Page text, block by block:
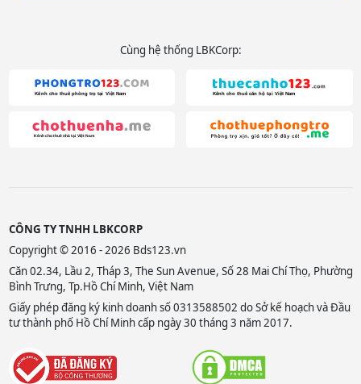
Cùng hệ thống LBKCorp:
CÔNG TY TNHH LBKCORP
Copyright © 2016 - 2026 Bds123.vn
Căn 02.34, Lầu 2, Tháp 3, The Sun Avenue, Số 28 Mai Chí Thọ, Phường
Bình Trưng, Tp.Hồ Chí Minh, Việt Nam
Giấy phép đăng ký kinh doanh số 0313588502 do Sở kế hoạch và Đầu
tư thành phố Hồ Chí Minh cấp ngày 30 tháng 3 năm 2017.